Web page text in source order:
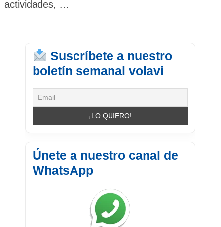
actividades, …
Suscríbete a nuestro
boletín semanal volavi
Únete a nuestro canal de
WhatsApp